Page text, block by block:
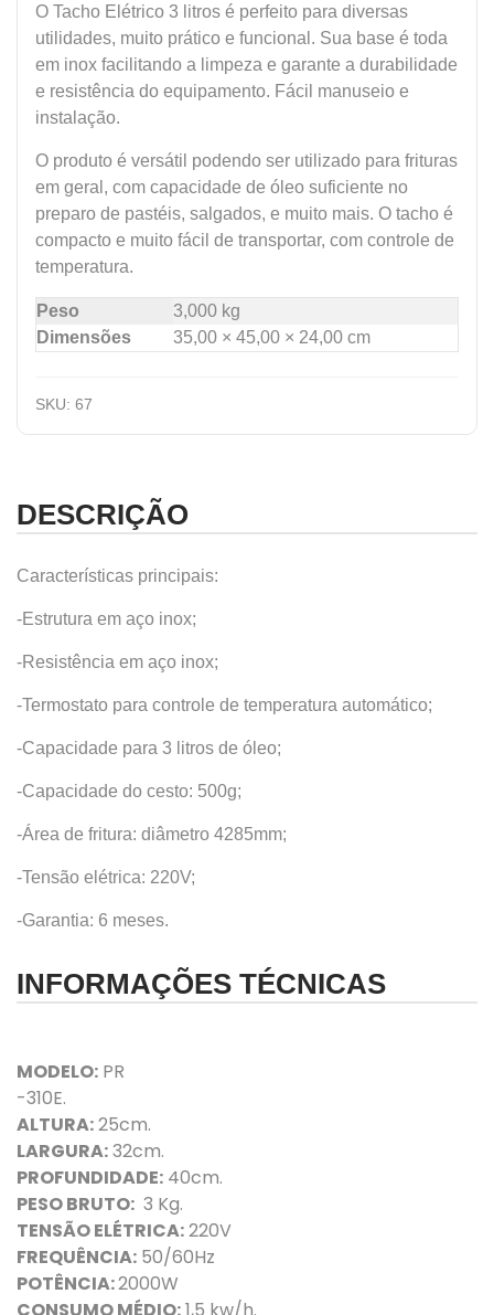
O Tacho Elétrico 3 litros é perfeito para diversas
utilidades, muito prático e funcional. Sua base é toda
em inox facilitando a limpeza e garante a durabilidade
e resistência do equipamento. Fácil manuseio e
instalação.
O produto é versátil podendo ser utilizado para frituras
em geral, com capacidade de óleo suficiente no
preparo de pastéis, salgados, e muito mais. O tacho é
compacto e muito fácil de transportar, com controle de
temperatura.
Peso
3,000 kg
Dimensões
35,00 × 45,00 × 24,00 cm
SKU: 67
DESCRIÇÃO
Características principais:
-Estrutura em aço inox;
-Resistência em aço inox;
-Termostato para controle de temperatura automático;
-Capacidade para 3 litros de óleo;
-Capacidade do cesto: 500g;
-Área de fritura: diâmetro 4285mm;
-Tensão elétrica: 220V;
-Garantia: 6 meses.
INFORMAÇÕES TÉCNICAS
MODELO: PR
-310E.
ALTURA:25cm.
LARGURA:32cm.
PROFUNDIDADE: 40cm.
PESO BRUTO: 3 Kg.
TENSÃO ELÉTRICA:220V
FREQUÊNCIA: 50/60Hz
POTÊNCIA:2000W